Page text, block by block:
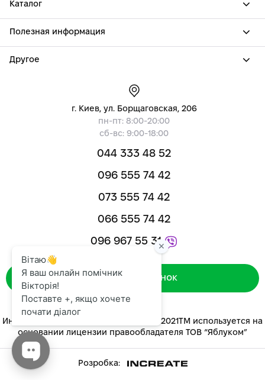
Каталог
Полезная информация
Другое
г. Киев, ул. Борщаговская, 206
пн-пт: 8:00-20:00
сб-вс: 9:00-18:00
044 333 48 52
096 555 74 42
073 555 74 42
066 555 74 42
096 967 55 31
Зворотний дзвінок
Интернет-магазин «ЯБЛУКОМ™» 2014-2021ТМ используется на
основании лицензии правообладателя ТОВ “Яблуком”
Розробка: